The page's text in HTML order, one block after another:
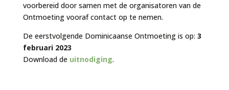
voorbereid door samen met de organisatoren van de
Ontmoeting vooraf contact op te nemen.
De eerstvolgende Dominicaanse Ontmoeting is op: 3
februari 2023
Download de uitnodiging.